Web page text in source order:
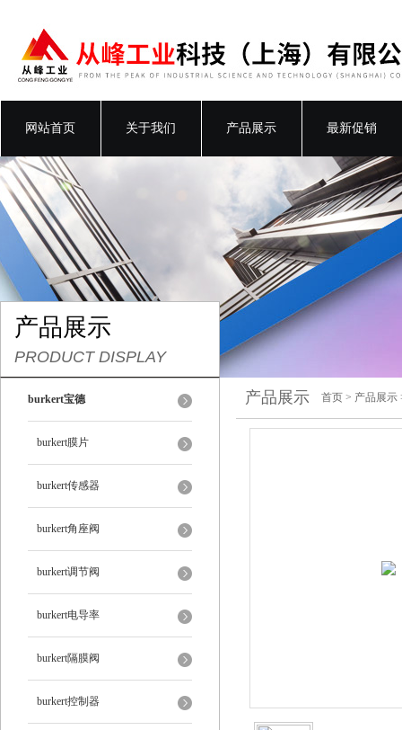
网站首页 关于我们 产品展示 最新促销
产品展示
PRODUCT DISPLAY
burkert宝德
burkert膜片
burkert传感器
burkert角座阀
burkert调节阀
burkert电导率
burkert隔膜阀
burkert控制器
产品展示 首页 > 产品展示